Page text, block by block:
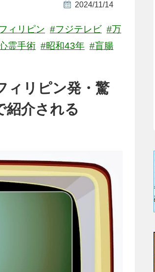
2024/11/14
ィリピン #フジテレビ #万
霊手術 #昭和43年 #盲腸
ィリピン発・驚
紹介される